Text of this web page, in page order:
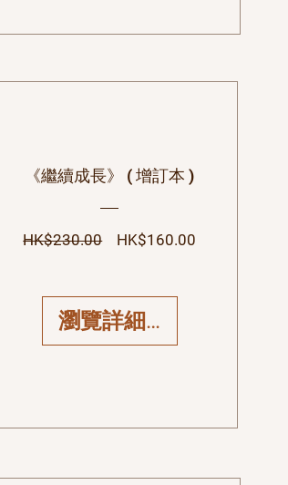
《繼續成長》 ( 增訂本 )
HK$230.00 一般價格
HK$160.00
瀏覽詳細資料